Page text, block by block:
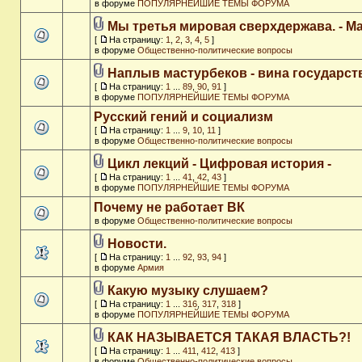
в форуме ПОПУЛЯРНЕЙШИЕ ТЕМЫ ФОРУМА
Мы третья мировая сверхдержава. -
[ На страницу: 1 2 3 4 5 ]
в форуме Общественно-политические вопросы
Наплыв мастурбеков - вина
[ На страницу: 1 89 90 91 ]
в форуме ПОПУЛЯРНЕЙШИЕ ТЕМЫ ФОРУМА
Русский гений и социализм
[ На страницу: 1 9 10 11 ]
в форуме Общественно-политические вопросы
Цикл лекций - Цифровая история -
[ На страницу: 1 41 42 43 ]
в форуме ПОПУЛЯРНЕЙШИЕ ТЕМЫ ФОРУМА
Почему не работает ВК
в форуме Общественно-политические вопросы
Новости.
[ На страницу: 1 92 93 94 ]
в форуме Армия
Какую музыку слушаем?
[ На страницу: 1 316 317 318 ]
в форуме ПОПУЛЯРНЕЙШИЕ ТЕМЫ ФОРУМА
КАК НАЗЫВАЕТСЯ ТАКАЯ ВЛАСТЬ?!
[ На страницу: 1 411 412 413 ]